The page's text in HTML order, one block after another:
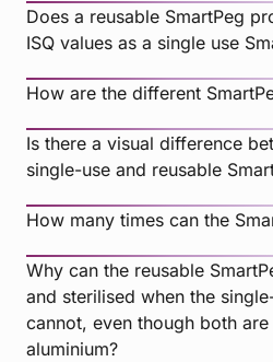
Does a reusable SmartPeg
ISQ values as a single use
How are the different
Is there a visual difference
single-use and reusable
single-use SmartPeg
How many times can the
Why can the reusable
and sterilised when the
cannot, even though both
aluminium?